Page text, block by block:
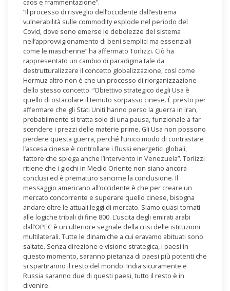
caos e frammentazione”.
“Il processo di risveglio dell’occidente dall’estrema
vulnerabilità sulle commodity esplode nel periodo del
Covid, dove sono emerse le debolezze del sistema
nell’approvvigionamento di beni semplici ma essenziali
come le mascherine” ha affermato Torlizzi. Ciò ha
rappresentato un cambio di paradigma tale da
destrutturalizzare il concetto globalizzazione, così come
Hormuz altro non è che un processo di riorganizzazione
dello stesso concetto. “Obiettivo strategico degli Usa è
quello di ostacolare il temuto sorpasso cinese. È presto per
affermare che gli Stati Uniti hanno perso la guerra in Iran,
probabilmente si tratta solo di una pausa, funzionale a far
scendere i prezzi delle materie prime. Gli Usa non possono
perdere questa guerra, perché l’unico modo di contrastare
l’ascesa cinese è controllare i flussi energetici globali,
fattore che spiega anche l’intervento in Venezuela”. Torlizzi
ritiene che i giochi in Medio Oriente non siano ancora
conclusi ed è prematuro sancirne la conclusione. Il
messaggio americano all’occidente è che per creare un
mercato concorrente e superare quello cinese, bisogna
andare oltre le attuali leggi di mercato. Siamo quasi tornati
alle logiche tribali di fine 800. L’uscita degli emirati arabi
dall’OPEC è un ulteriore segnale della crisi delle istituzioni
multilaterali. Tutte le dinamiche a cui eravamo abituati sono
saltate. Senza direzione e visione strategica, i paesi in
questo momento, saranno pietanza di paesi più potenti che
si spartiranno il resto del mondo. India sicuramente e
Russia saranno due di questi paesi, tutto il resto è in
divenire.